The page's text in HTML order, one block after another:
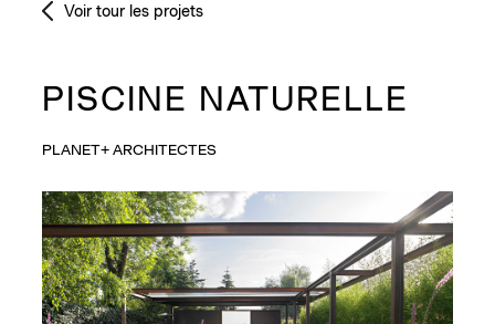
Voir tour les projets
PISCINE NATURELLE
PLANET+ ARCHITECTES